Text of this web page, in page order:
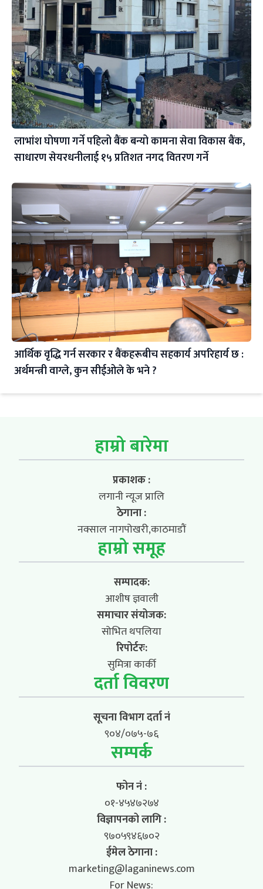
लाभांश घोषणा गर्ने पहिलो बैंक बन्यो कामना सेवा विकास बैंक,
साधारण सेयरधनीलाई १५ प्रतिशत नगद वितरण गर्ने
आर्थिक वृद्धि गर्न सरकार र बैंकहरूबीच सहकार्य अपरिहार्य छ :
अर्थमन्त्री वाग्ले, कुन सीईओले के भने ?
हाम्रो बारेमा
प्रकाशक :
लगानी न्यूज प्रालि
ठेगाना :
नक्साल नागपोखरी,काठमाडौं
हाम्रो समूह
सम्पादक:
आशीष ज्ञवाली
समाचार संयोजक:
सोभित थपलिया
रिपोर्टरः:
सुमित्रा कार्की
दर्ता विवरण
सूचना विभाग दर्ता नं
९०४/०७५-७६
सम्पर्क
फोन नं :
०१-४५४७२७४
विज्ञापनको लागि :
९७०५९४६७०२
ईमेल ठेगाना :
marketing@laganinews.com